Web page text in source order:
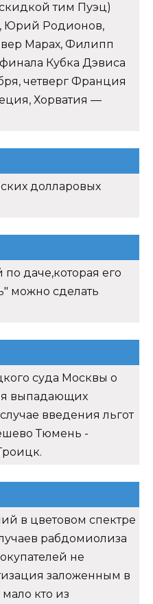
тим Пуэц)
Юрий Родионов,
Марах, Филипп
Кубка Дэвиса
четверг Франция
Хорватия —
долларовых
даче,которая его
можно сделать
суда Москвы о
выпадающих
введения льгот
Тюмень -
в цветовом спектре
рабдомиолиза
не
заложенным в
кто из